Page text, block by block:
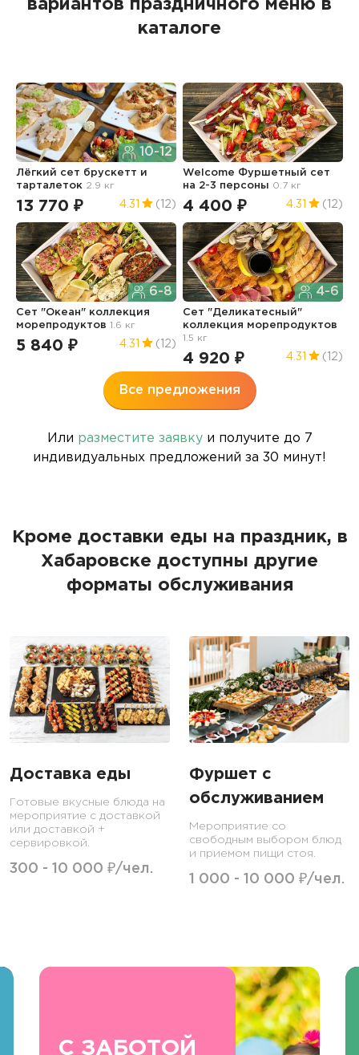
вариантов праздничного меню в
каталоге
10-12
Лёгкий сет брускетт и
тарталеток 2.9 кг
13 770 ₽ 4.31 (12)
Welcome Фуршетный сет
на 2-3 персоны 0.7 кг
4 400 ₽ 4.31 (12)
6-8
Сет "Океан" коллекция
морепродуктов1.6 кг
5 840 ₽ 4.31 (12)
4-6
Сет "Деликатесный"
коллекция морепродуктов
1.5 кг
4 920 ₽ 4.31 (12)
Все предложения
Или разместите заявкуи получите до 7
индивидуальных предложений за 30 минут!
Кроме доставки еды на праздник, в
Хабаровске доступны другие
форматы обслуживания
Доставка еды
Готовые вкусные блюда на
мероприятие с доставкой
или доставкой +
сервировкой.
300 - 10 000 ₽/чел.
Фуршет с
обслуживанием
Мероприятие со
свободным выбором блюд
и приемом пищи стоя.
1 000 - 10 000 ₽/чел.
С ЗАБОТОЙ